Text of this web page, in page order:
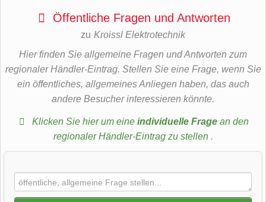
Öffentliche Fragen und Antworten
zu Kroissl Elektrotechnik
Hier finden Sie allgemeine Fragen und Antworten zum
regionaler Händler-Eintrag. Stellen Sie eine Frage, wenn Sie
ein öffentliches, allgemeines Anliegen haben, das auch
andere Besucher interessieren könnte.
Klicken Sie hier um eine individuelle Fragean den
regionaler Händler-Eintrag zu stellen .